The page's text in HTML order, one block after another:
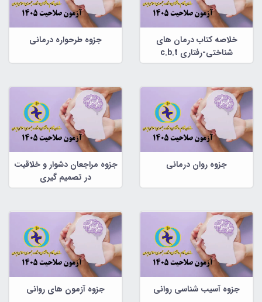
خلاصه کتاب درمان های
شناختی-رفتاری c.b.t
جزوه طرحواره درمانی
جزوه روان درمانی
جزوه مراجعان دشوار و خلاقیت
در تصمیم گیری
جزوه آسیب شناسی روانی جزوه آزمون های روانی